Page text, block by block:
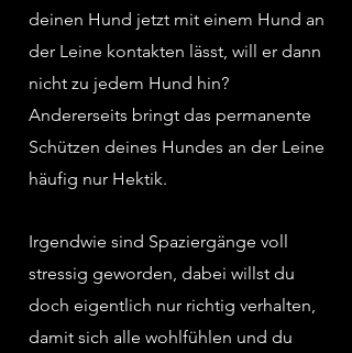
deinen Hund jetzt mit einem Hund an
der Leine kontakten lässt, will er dann
nicht zu jedem Hund hin?
Andererseits bringt das permanente
Schützen deines Hundes an der Leine
häufig nur Hektik.
Irgendwie sind Spaziergänge voll
stressig geworden, dabei willst du
doch eigentlich nur richtig verhalten,
damit sich alle wohlfühlen und du